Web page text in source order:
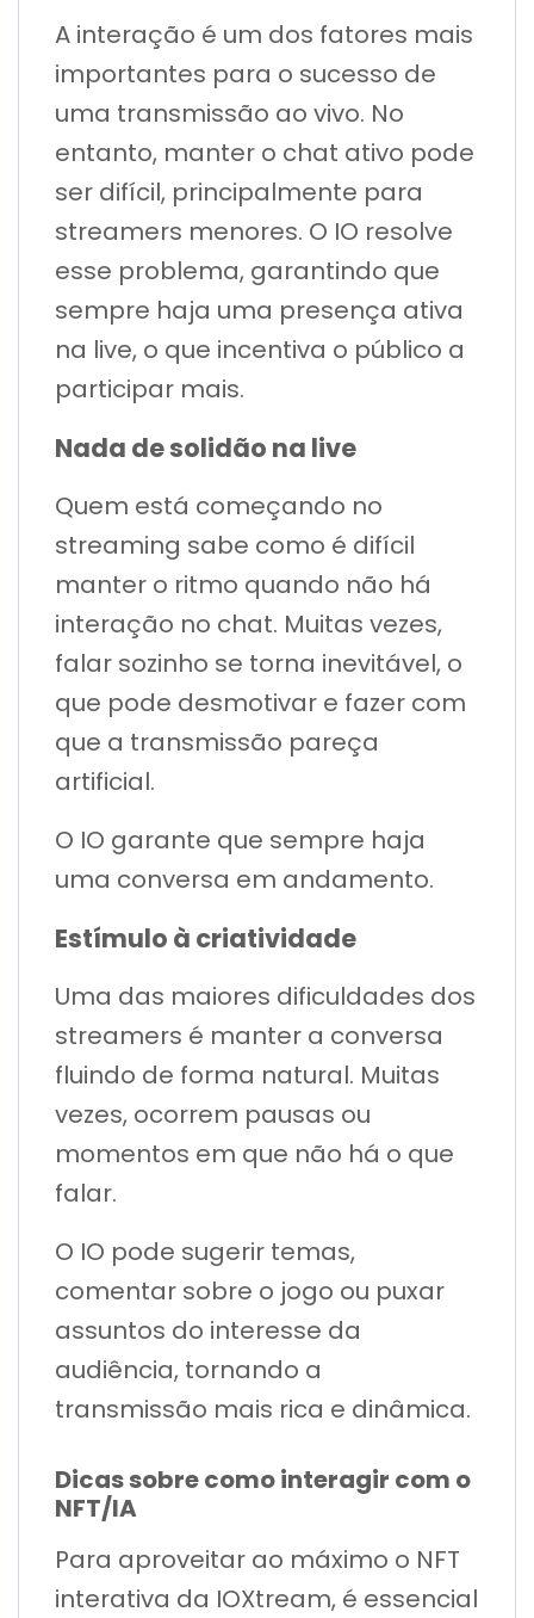
A interação é um dos fatores mais
importantes para o sucesso de
uma transmissão ao vivo. No
entanto, manter o chat ativo pode
ser difícil, principalmente para
streamers menores. O IO resolve
esse problema, garantindo que
sempre haja uma presença ativa
na live, o que incentiva o público a
participar mais.
Nada de solidão na live
Quem está começando no
streaming sabe como é difícil
manter o ritmo quando não há
interação no chat. Muitas vezes,
falar sozinho se torna inevitável, o
que pode desmotivar e fazer com
que a transmissão pareça
artificial.
O IO garante que sempre haja
uma conversa em andamento.
Estímulo à criatividade
Uma das maiores dificuldades dos
streamers é manter a conversa
fluindo de forma natural. Muitas
vezes, ocorrem pausas ou
momentos em que não há o que
falar.
O IO pode sugerir temas,
comentar sobre o jogo ou puxar
assuntos do interesse da
audiência, tornando a
transmissão mais rica e dinâmica.
Dicas sobre como interagir com o
NFT/IA
Para aproveitar ao máximo o NFT
interativa da IOXtream, é essencial